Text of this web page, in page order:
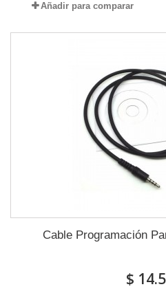
Añadir para comparar
Cable Programación
$